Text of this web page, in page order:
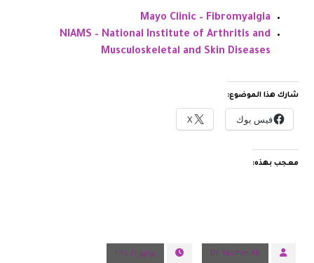
Mayo Clinic – Fibromyalgia
NIAMS – National Institute of Arthritis and
Musculoskeletal and Skin Diseases
شارك هذا الموضوع:
فيس بوك X
معجب بهذه:
Dr Yasmin Ali يوليو ٢١, ٢٠٢٥